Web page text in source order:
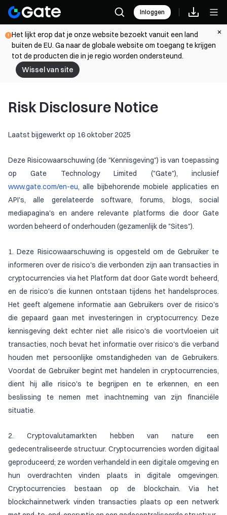
Inloggen
Het lijkt erop dat je onze website bezoekt vanuit een land
buiten de EU. Ga naar de globale website om toegang te krijgen
tot de producten die in je regio worden ondersteund.
Wissel van site
Risk Disclosure Notice
Laatst bijgewerkt op 16 oktober 2025
Deze Risicowaarschuwing (de "Kennisgeving") is van toepassing
op Gate Technology Limited ("Gate"), inclusief
www.gate.com/en-eu, alle bijbehorende mobiele applicaties en
API's, alle gerelateerde software, forums, blogs, social
mediapagina's en andere relevante platforms die door Gate
worden beheerd of onderhouden (gezamenlijk de "Sites").
1. Deze Risicowaarschuwing is opgesteld om de Gebruiker te
informeren over de risico's die verbonden zijn aan transacties in
cryptocurrencies via het Platform dat door Gate wordt beheerd,
en de risico's die kunnen ontstaan tijdens het handelsproces.
Het geeft algemene informatie aan Gebruikers over de risico's
die gepaard gaan met investeringen in cryptocurrency. Deze
kennisgeving dekt echter niet alle risico's die voortvloeien uit
transacties, noch bevat het informatie over risico's die verband
houden met persoonlijke omstandigheden van de Gebruikers.
Voordat de Gebruiker begint met handelen in cryptocurrencies,
dient hij alle risico's te begrijpen en te erkennen, en een
beslissing te nemen met inachtneming van zijn financiële
situatie.
2. Cryptovalutamarkten hebben van nature een
gedecentraliseerde structuur. Cryptocurrencies worden digitaal
geproduceerd; ze worden verhandeld in een digitale omgeving en
hun overdrachten vinden plaats in digitale omgevingen.
Cryptocurrencies bestaan op de blockchain. Via het
blockchainnetwerk vinden transacties plaats op een netwerk